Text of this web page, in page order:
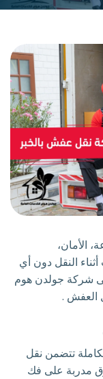
الأمان،
النقل دون أي
شركة جولدن هوم
العفش .
تتضمن نقل
مدربة على فك